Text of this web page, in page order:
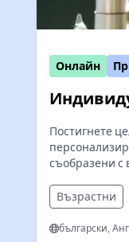
Онлайн
Постигнете
съобразени с
Възрастни
български,